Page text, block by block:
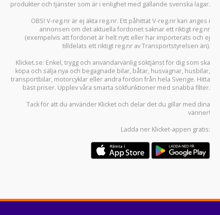
produkter och tjänster som är i enlighet med gällande svenska lagar.
OBS! V-reg.nr är ej äkta reg.nr. Ett påhittat V-reg.nr kan anges i
annonsen om det aktuella fordonet saknar ett riktigt reg.nr
(exempelvis att fordonet är helt nytt eller har importerats och ej
tilldelats ett riktigt reg.nr av Transportstyrelsen än).
Klicket.se: Enkel, trygg och användarvänlig söktjänst för dig som ska
köpa och sälja nya och begagnade bilar, båtar, husvagnar, husbilar,
transportbilar, motorcyklar eller andra fordon från hela Sverige. Hitta
bäst priser. Upplev våra smarta sökfunktioner med snabba filter.
Tack för att du använder Klicket och delar det du gillar med dina
vänner!
Ladda ner Klicket-appen gratis: